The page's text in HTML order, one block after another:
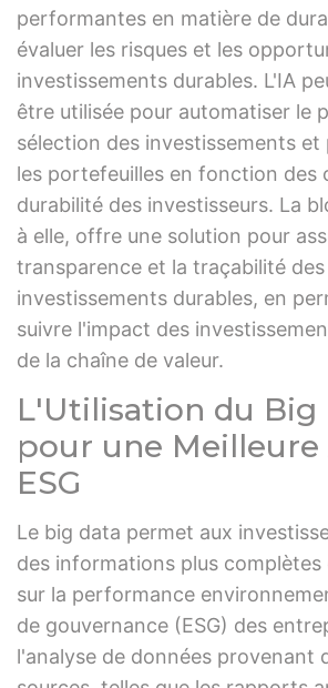
performantes en matière de
évaluer les risques et les
investissements durables. L'IA
être utilisée pour automatiser le
sélection des investissements
les portefeuilles en fonction des
durabilité des investisseurs. La
à elle, offre une solution pour
transparence et la traçabilité des
investissements durables, en
suivre l'impact des
de la chaîne de valeur.
L'Utilisation du Big
pour une Meilleure
ESG
Le big data permet aux
des informations plus complètes
sur la performance
de gouvernance (ESG) des
l'analyse de données provenant